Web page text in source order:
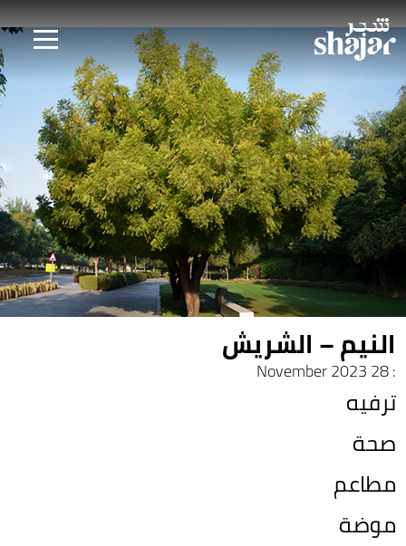
النيم – الشريش
: 28 November 2023
ترفيه
صحة
مطاعم
موضة